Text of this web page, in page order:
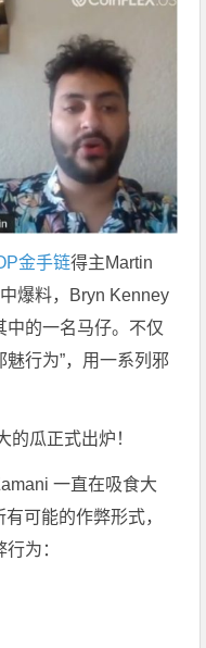
金手链得主Martin
爆料，Bryn Kenney
中的一名马仔。不仅
行为”，用一系列邪
的瓜正式出炉！
一直在吸食大
可能的作弊形式，
为：